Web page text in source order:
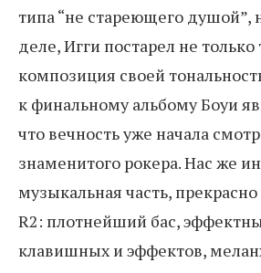
типа “не стареющего душой”,
деле, Игги постарел не
композиция своей
к финальному альбому Боуи
что вечность уже начала
знаменитого рокера. Нас же
музыкальная часть,
R2: плотнейший бас,
клавишных и эффектов,